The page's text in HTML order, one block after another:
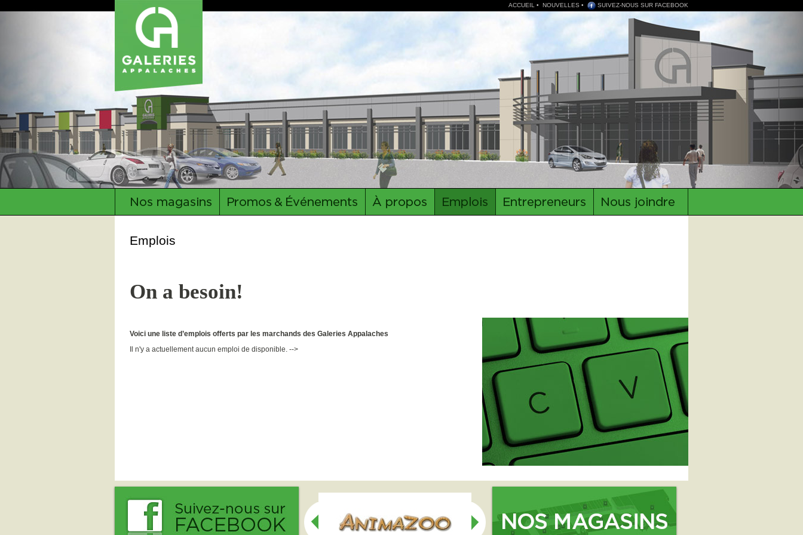
ACCUEIL • NOUVELLES • SUIVEZ-NOUS SUR FACEBOOK
Emplois
On a besoin!
Voici une liste d’emplois offerts par les marchands des Galeries Appalaches
Il n'y a actuellement aucun emploi de disponible. -->